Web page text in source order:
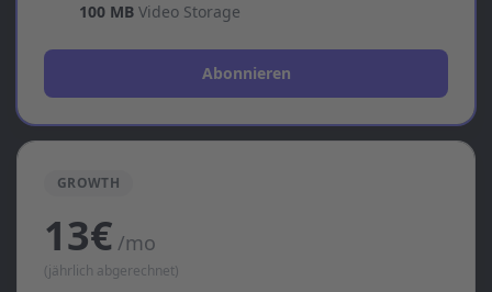
100 MB Video Storage
Abonnieren
GROWTH
13€ /mo
(jährlich abgerechnet)